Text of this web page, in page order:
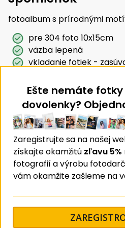
fotoalbum s prírodnými
pre 304 foto 10x15cm
väzba lepená
vkladanie fotiek -
Podobné produkty
Novinka
Album 10x15 pre 304
fotiek Shape 1 losos
Ešte nemáte
dovolenky?
Zaregistrujte sa na našej
získajte okamžitú zľavu 5%
fotografií a výrobu
vám okamžite zašleme na